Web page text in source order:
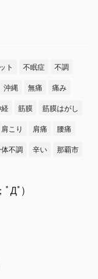
ト 不眠症
不調
沖縄 無痛
痛み
筋膜
筋膜はがし
肩こり 肩痛
腰痛
不調 辛い
那覇市
ﾟДﾟ)